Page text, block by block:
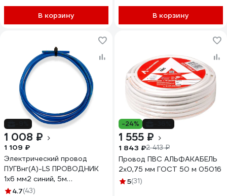
В корзину В корзину
1 008 ₽
1 109 ₽
Электрический провод
ПУГВнг(А)-LS ПРОВОДНИК
1x6 мм2 синий, 5м
OZ250036L5
4.7(43)
-24%
1 555 ₽
1 843 ₽2 413 ₽
Провод ПВС АЛЬФАКАБЕЛЬ
2х0,75 мм ГОСТ 50 м 05016
5(31)